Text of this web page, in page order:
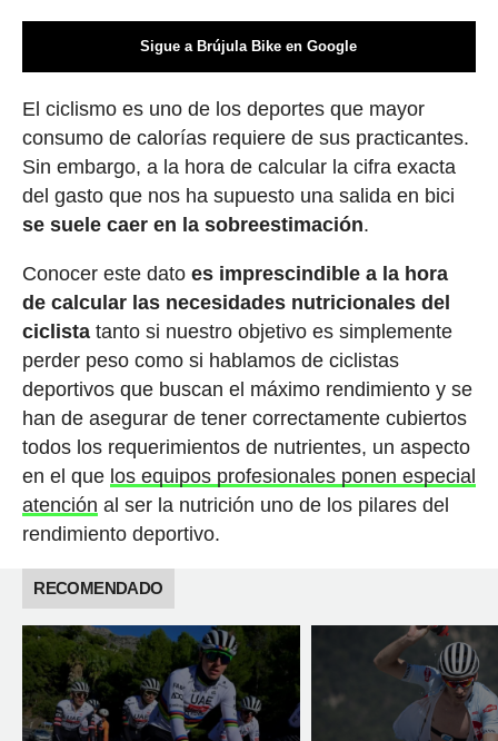
Sigue a Brújula Bike en Google
El ciclismo es uno de los deportes que mayor
consumo de calorías requiere de sus practicantes.
Sin embargo, a la hora de calcular la cifra exacta
del gasto que nos ha supuesto una salida en bici
se suele caer en la sobreestimación.
Conocer este dato es imprescindible a la hora
de calcular las necesidades nutricionales del
ciclistatanto si nuestro objetivo es simplemente
perder peso como si hablamos de ciclistas
deportivos que buscan el máximo rendimiento y se
han de asegurar de tener correctamente cubiertos
todos los requerimientos de nutrientes, un aspecto
en el que los equipos profesionales ponen especial
atención al ser la nutrición uno de los pilares del
rendimiento deportivo.
RECOMENDADO